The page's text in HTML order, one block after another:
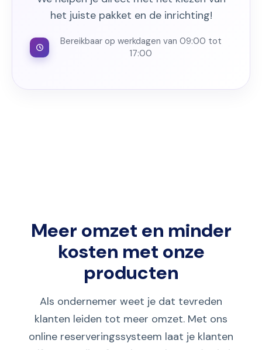
het juiste pakket en de inrichting!
Bereikbaar op werkdagen van 09:00 tot
17:00
Meer omzet en minder
kosten met onze
producten
Als ondernemer weet je dat tevreden
klanten leiden tot meer omzet. Met ons
online reserveringssysteem laat je klanten